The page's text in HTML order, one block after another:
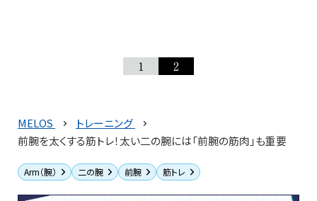
1 2
MELOS
トレーニング
前腕を太くする筋トレ！太い二の腕には「前腕の筋肉」も重要
Arm（腕） 二の腕 前腕 筋トレ